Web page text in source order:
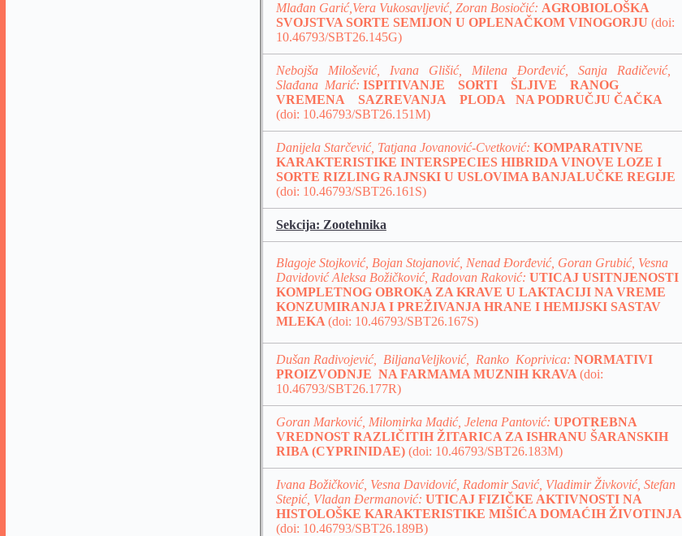
Mlađan Garić,Vera Vukosavljević, Zoran Bosiočić: AGROBIOLOŠKA
SVOJSTVA SORTE SEMIJON U OPLENAČKOM VINOGORJU (doi:
10.46793/SBT26.145G)
Nebojša Milošević, Ivana Glišić, Milena Đorđević, Sanja Radičević,
Slađana Marić: ISPITIVANJE SORTI ŠLJIVE RANOG
VREMENA SAZREVANJA PLODA NA PODRUČJU ČAČKA
(doi: 10.46793/SBT26.151M)
Danijela Starčević, Tatjana Jovanović-Cvetković: KOMPARATIVNE
KARAKTERISTIKE INTERSPECIES HIBRIDA VINOVE LOZE I
SORTE RIZLING RAJNSKI U USLOVIMA BANJALUČKE REGIJE
(doi: 10.46793/SBT26.161S)
Sekcija: Zootehnika
Blagoje Stojković, Bojan Stojanović, Nenad Đorđević, Goran Grubić, Vesna
Davidović Aleksa Božičković, Radovan Raković: UTICAJ USITNJENOSTI
KOMPLETNOG OBROKA ZA KRAVE U LAKTACIJI NA VREME
KONZUMIRANJA I PREŽIVANJA HRANE I HEMIJSKI SASTAV
MLEKA (doi: 10.46793/SBT26.167S)
Dušan Radivojević, BiljanaVeljković, Ranko Koprivica: NORMATIVI
PROIZVODNJE NA FARMAMA MUZNIH KRAVA (doi:
10.46793/SBT26.177R)
Goran Marković, Milomirka Madić, Jelena Pantović: UPOTREBNA
VREDNOST RAZLIČITIH ŽITARICA ZA ISHRANU ŠARANSKIH
RIBA (CYPRINIDAE) (doi: 10.46793/SBT26.183M)
Ivana Božičković, Vesna Davidović, Radomir Savić, Vladimir Živković, Stefan
Stepić, Vladan Đermanović: UTICAJ FIZIČKE AKTIVNOSTI NA
HISTOLOŠKE KARAKTERISTIKE MIŠIĆA DOMAĆIH ŽIVOTINJA
(doi: 10.46793/SBT26.189B)